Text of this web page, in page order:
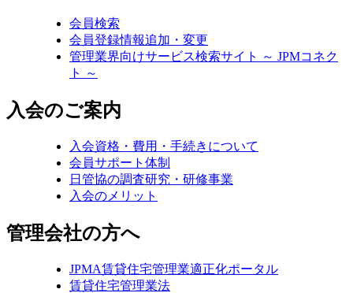
会員検索
会員登録情報追加・変更
管理業界向けサービス検索サイト ～ JPMコネク
ト ～
入会のご案内
入会資格・費用・手続きについて
会員サポート体制
日管協の調査研究・研修事業
入会のメリット
管理会社の方へ
JPMA賃貸住宅管理業適正化ポータル
賃貸住宅管理業法